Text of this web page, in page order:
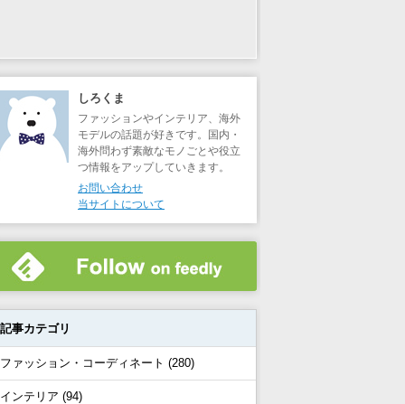
しろくま
ファッションやインテリア、海外
モデルの話題が好きです。国内・
海外問わず素敵なモノごとや役立
つ情報をアップしていきます。
お問い合わせ
当サイトについて
記事カテゴリ
ファッション・コーディネート (280)
インテリア (94)